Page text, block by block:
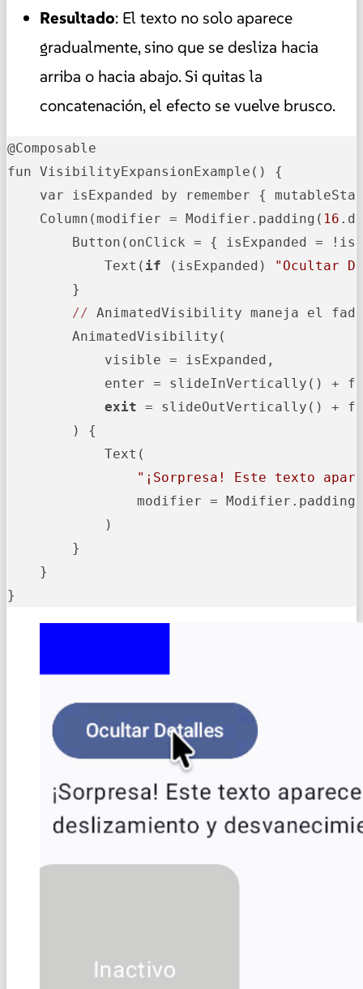
Resultado: El texto no solo aparece
gradualmente, sino que se desliza hacia
arriba o hacia abajo. Si quitas la
concatenación, el efecto se vuelve brusco.
@Composable
fun VisibilityExpansionExample() {
var isExpanded by remember {
    Column(modifier = Modifier.padding(
16
Button(onClick = { isExpanded =
            Text(
if (isExpanded)
"Ocultar
        }
// AnimatedVisibility maneja el
        AnimatedVisibility(
            visible = isExpanded,
enter = slideInVertically() +
exit = slideOutVertically() +
        ) {
            Text(
"¡Sorpresa! Este texto
modifier =
            )
        }
    }
}